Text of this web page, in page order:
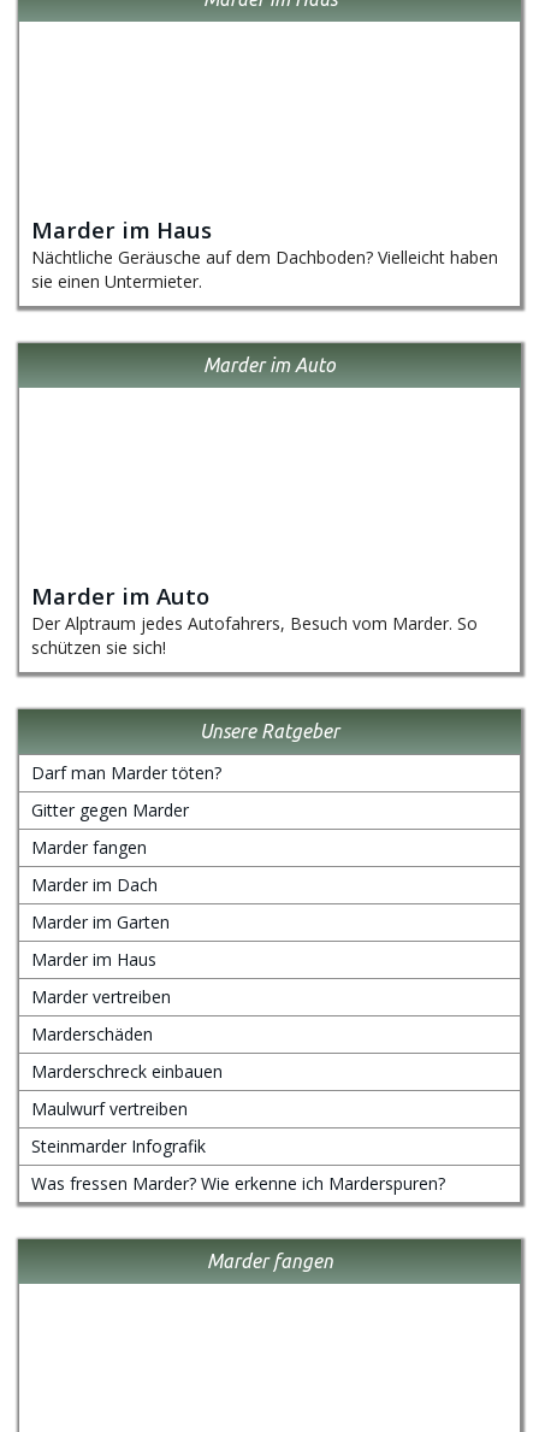
Marder im Haus
Nächtliche Geräusche auf dem Dachboden? Vielleicht haben
sie einen Untermieter.
Marder im Auto
Marder im Auto
Der Alptraum jedes Autofahrers, Besuch vom Marder. So
schützen sie sich!
Unsere Ratgeber
Darf man Marder töten?
Gitter gegen Marder
Marder fangen
Marder im Dach
Marder im Garten
Marder im Haus
Marder vertreiben
Marderschäden
Marderschreck einbauen
Maulwurf vertreiben
Steinmarder Infografik
Was fressen Marder? Wie erkenne ich Marderspuren?
Marder fangen